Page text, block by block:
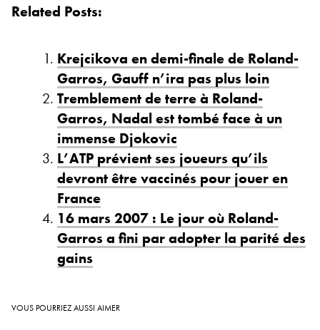
Related Posts:
Krejcikova en demi-finale de Roland-
Garros, Gauff n’ira pas plus loin
Tremblement de terre à Roland-
Garros, Nadal est tombé face à un
immense Djokovic
L’ATP prévient ses joueurs qu’ils
devront être vaccinés pour jouer en
France
16 mars 2007 : Le jour où Roland-
Garros a fini par adopter la parité des
gains
VOUS POURRIEZ AUSSI AIMER